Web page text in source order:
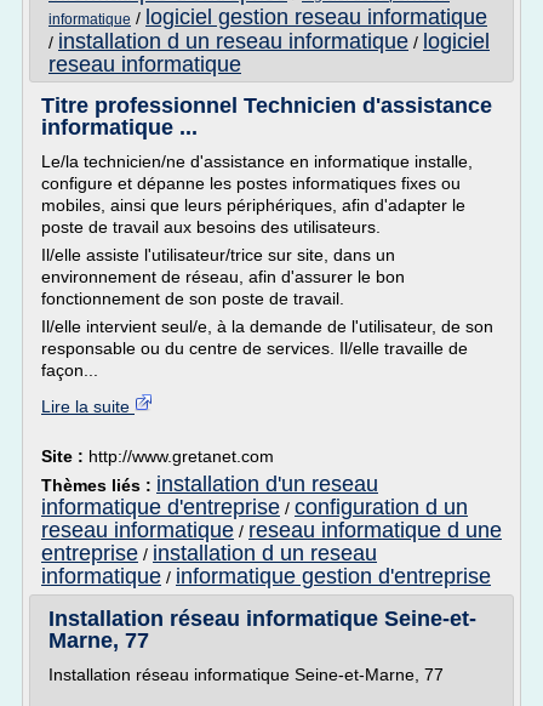
informatique / logiciel gestion reseau informatique
/ installation d un reseau informatique / logiciel
reseau informatique
Titre professionnel Technicien d'assistance
informatique ...
Le/la technicien/ne d'assistance en informatique installe,
configure et dépanne les postes informatiques fixes ou
mobiles, ainsi que leurs périphériques, afin d'adapter le
poste de travail aux besoins des utilisateurs.
Il/elle assiste l'utilisateur/trice sur site, dans un
environnement de réseau, afin d'assurer le bon
fonctionnement de son poste de travail.
Il/elle intervient seul/e, à la demande de l'utilisateur, de son
responsable ou du centre de services. Il/elle travaille de
façon...
Lire la suite
Site : http://www.gretanet.com
Thèmes liés : installation d'un reseau
informatique d'entreprise / configuration d un
reseau informatique / reseau informatique d une
entreprise / installation d un reseau
informatique / informatique gestion d'entreprise
Installation réseau informatique Seine-et-
Marne, 77
Installation réseau informatique Seine-et-Marne, 77